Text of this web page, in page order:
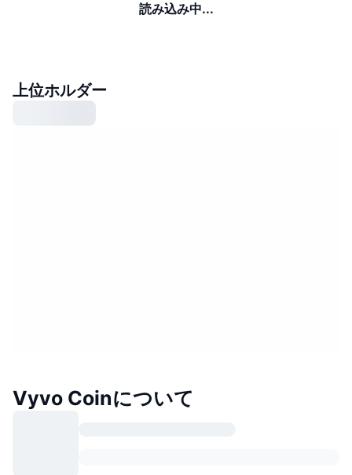
読み込み中...
上位ホルダー
Vyvo Coinについて